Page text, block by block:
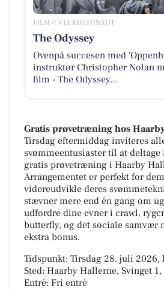
FILM // VIA KULTUNAUT
The Odyssey
Ovenpå succesen med
instruktør Christopher Nolan
film - The Odyssey...
Gratis prøvetræning hos
Tirsdag eftermiddag inviteres
svømmeentusiaster til at
gratis prøvetræning i Haarby
Arrangementet er perfekt for
videreudvikle deres
stævner mere end én gang om
udfordre dine evner i crawl,
butterfly, og det sociale samvær
ekstra bonus.
Tidspunkt: Tirsdag 28. juli 2026,
Sted: Haarby Hallerne, Svinget
Entré: Fri entré